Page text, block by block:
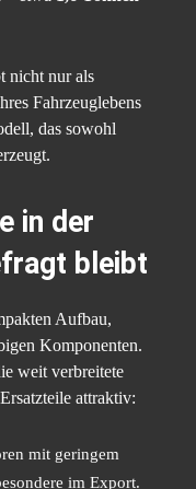
nicht nur als
Fahrzeuglebens
das sowohl
in der
bleibt
Aufbau,
Komponenten.
weit verbreitete
attraktiv:
mit geringem
im Export.